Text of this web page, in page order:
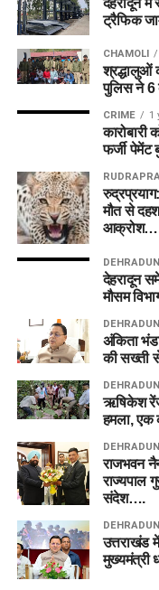
ट्रैफिक
CHAMOLI
श्रद्धालुओं
पुलिस ने 6
CRIME 1
फर्जी
मौत से
DEHRADUN
देहरादून
मौसम
DEHRADUN
अंकिता
की सख्ती
DEHRADUN
ऋषिकेश
हमला, एक
DEHRADUN
राजभवन
राज्यपाल
संदेश….
DEHRADUN
उत्तराखंड
मुख्यमंत्री